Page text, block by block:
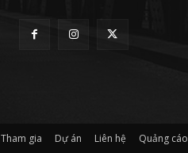
Tham gia Dự án Liên hệ Quảng cáo